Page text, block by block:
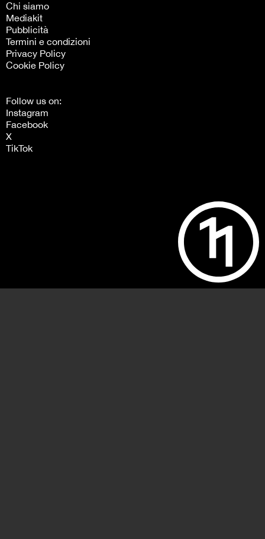
Chi siamo
Mediakit
Pubblicità
Termini e condizioni
Privacy Policy
Cookie Policy
Follow us on:
Instagram
Facebook
X
TikTok